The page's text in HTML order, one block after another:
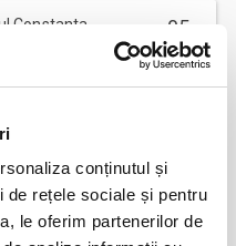
conținutul și
de rețele sociale și pentru
le oferim partenerilor de
Constanta 05
iun
03
iul